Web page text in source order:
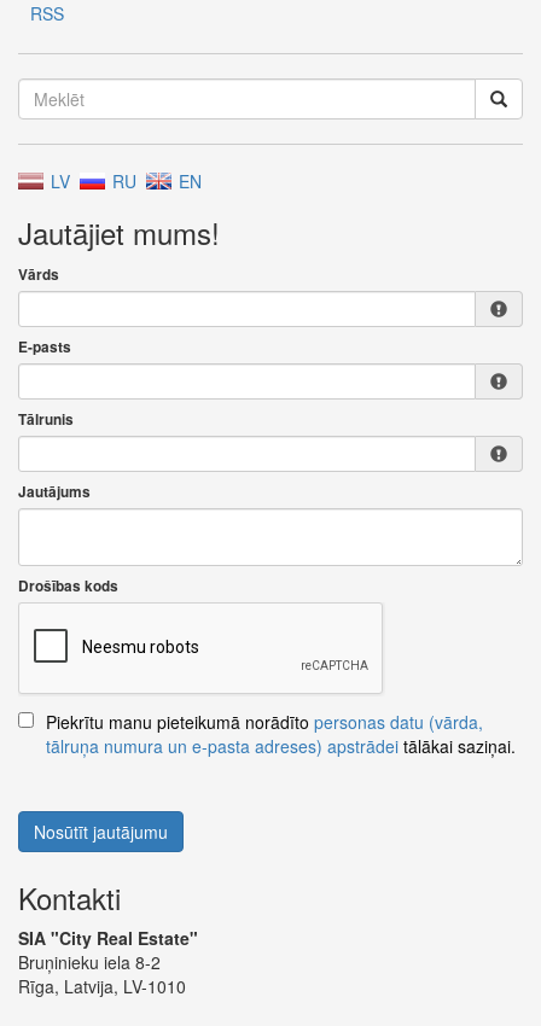
RSS
LV RU EN
Jautājiet mums!
Vārds
E-pasts
Tālrunis
Jautājums
Drošības kods
Piekrītu manu pieteikumā norādīto personas datu (vārda,
tālruņa numura un e-pasta adreses) apstrādei tālākai saziņai.
Nosūtīt jautājumu
Kontakti
SIA "City Real Estate"
Bruņinieku iela 8-2
Rīga, Latvija, LV-1010